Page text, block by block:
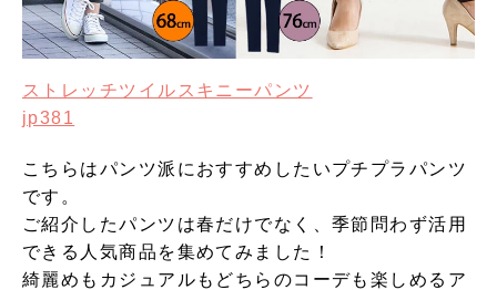
ストレッチツイルスキニーパンツ
jp381
こちらはパンツ派におすすめしたいプチプラパンツ
です。
ご紹介したパンツは春だけでなく、季節問わず活用
できる人気商品を集めてみました！
綺麗めもカジュアルもどちらのコーデも楽しめるア